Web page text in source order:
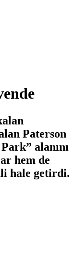
Paterson
alanını
hem de
hale getirdi.